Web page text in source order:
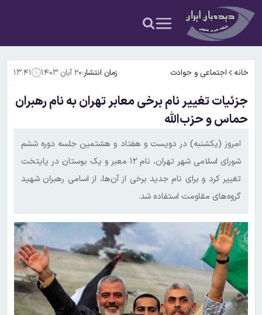
خانه اجتماعی و حوادث زمان انتشار:۲۰ آبان ۱۴۰۳ ۱۳:۴۱
جزئیات تغییر نام برخی معابر تهران به نام رهبران
حماس و حزب‌الله
امروز (یکشنبه) در دویست و هفتاد و هشتمین جلسه دوره ششم
شورای اسلامی شهر تهران، نام ۱۲ معبر و یک بوستان در پایتخت
تغییر کرد و برای نام جدید برخی از آن‌ها، از اسامی رهبران شهید
گروه‌های مقاومت استفاده شد.